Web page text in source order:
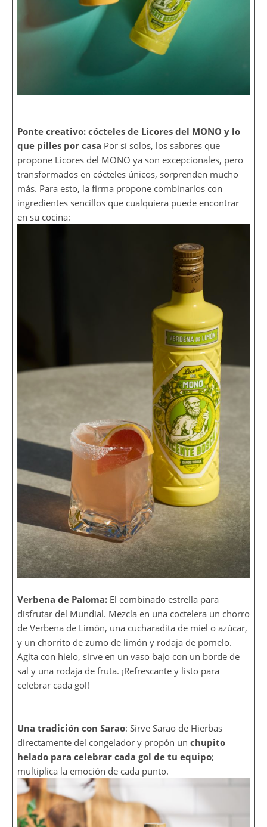
Ponte creativo: cócteles de Licores del MONO y lo
que pilles por casa Por sí solos, los sabores que
propone Licores del MONO ya son excepcionales, pero
transformados en cócteles únicos, sorprenden mucho
más. Para esto, la firma propone combinarlos con
ingredientes sencillos que cualquiera puede encontrar
en su cocina:
Verbena de Paloma:El combinado estrella para
disfrutar del Mundial. Mezcla en una coctelera un chorro
de Verbena de Limón, una cucharadita de miel o azúcar,
y un chorrito de zumo de limón y rodaja de pomelo.
Agita con hielo, sirve en un vaso bajo con un borde de
sal y una rodaja de fruta. ¡Refrescante y listo para
celebrar cada gol!
Una tradición con Sarao: Sirve Sarao de Hierbas
directamente del congelador y propón un chupito
helado para celebrar cada gol de tu equipo;
multiplica la emoción de cada punto.